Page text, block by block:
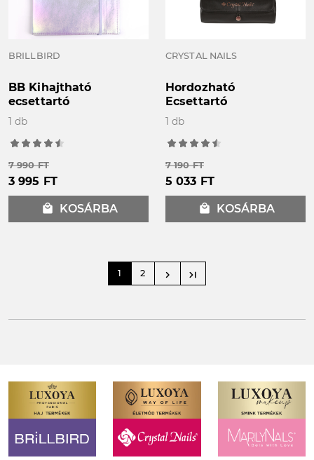
BRILLBIRD
BB Kihajtható
ecsettartó
1 db
7 990 FT
3 995 FT
local_mall KOSÁRBA
CRYSTAL NAILS
Hordozható
Ecsettartó
1 db
7 190 FT
5 033 FT
local_mall KOSÁRBA
1 2 navigate_next last_page